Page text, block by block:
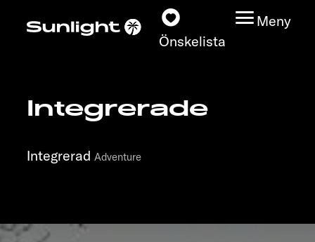
Önskelista
Meny
Modeller
Konfigurator
Hitta återförsäljare
Integrerade
Integrerad Adventure